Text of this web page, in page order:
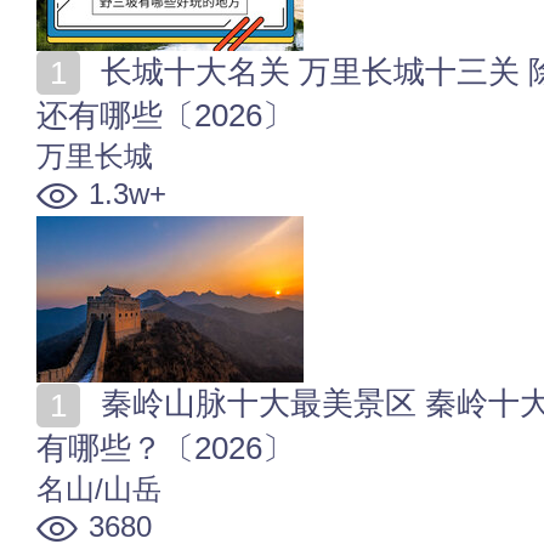
还有哪些〔2026〕
万里长城
1.3w+
有哪些？〔2026〕
名山/山岳
3680